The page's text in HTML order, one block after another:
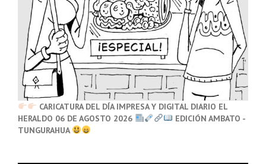
CARICATURA DEL DÍA IMPRESA Y DIGITAL DIARIO EL
HERALDO 06 DE AGOSTO 2026
EDICIÓN AMBATO -
TUNGURAHUA